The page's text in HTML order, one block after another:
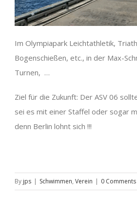
Im Olympiapark Leichtathletik,
Bogenschießen, etc., in der Max-
Turnen, …
Ziel für die Zukunft: Der ASV 06
sei es mit einer Staffel oder sogar
denn Berlin lohnt sich !!!
By jps | Schwimmen, Verein | 0 Comments